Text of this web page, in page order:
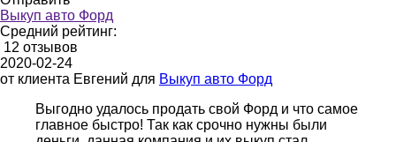
Выкуп авто Форд
Средний рейтинг:
12 отзывов
2020-02-24
от клиента Евгений для Выкуп авто Форд
Выгодно удалось продать свой Форд и что самое
главное быстро! Так как срочно нужны были